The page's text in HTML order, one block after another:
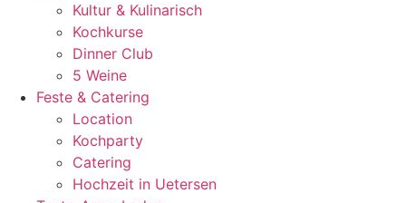
Kultur & Kulinarisch
Kochkurse
Dinner Club
5 Weine
Feste & Catering
Location
Kochparty
Catering
Hochzeit in Uetersen